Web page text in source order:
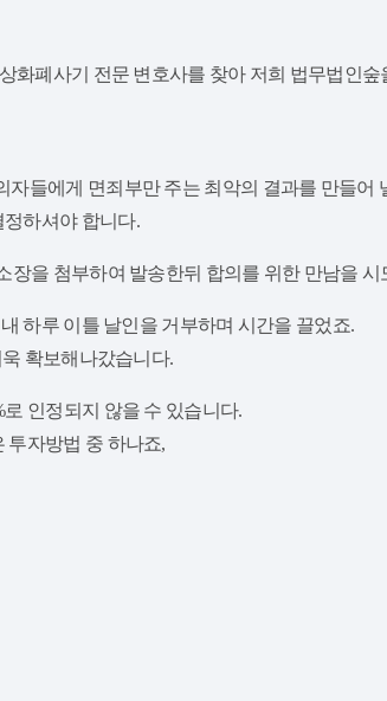
화폐사기 전문 변호사를 찾아 저희 법무법인
들에게 면죄부만 주는 최악의 결과를 만들어
하셔야 합니다.
을 첨부하여 발송한뒤 합의를 위한 만남을 시
하루 이틀 날인을 거부하며 시간을 끌었죠.
확보해나갔습니다.
인정되지 않을 수 있습니다.
투자방법 중 하나죠,